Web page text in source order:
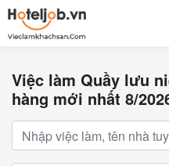
Việc làm Quầy lưu
hàng mới nhất 8/